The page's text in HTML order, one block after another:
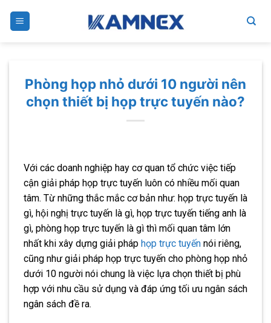
Phòng họp nhỏ dưới 10 người nên
chọn thiết bị họp trực tuyến nào?
Với các doanh nghiệp hay cơ quan tổ chức việc tiếp
cận giải pháp họp trực tuyến luôn có nhiều mối quan
tâm. Từ những thắc mắc cơ bản như: họp trực tuyến là
gì, hội nghị trực tuyến là gì, họp trực tuyến tiếng anh là
gì, phòng họp trực tuyến là gì thì mối quan tâm lớn
nhất khi xây dựng giải pháp họp trực tuyến nói riêng,
cũng như giải pháp họp trực tuyến cho phòng họp nhỏ
dưới 10 người nói chung là việc lựa chọn thiết bị phù
hợp với nhu cầu sử dụng và đáp ứng tối ưu ngân sách
ngân sách đề ra.